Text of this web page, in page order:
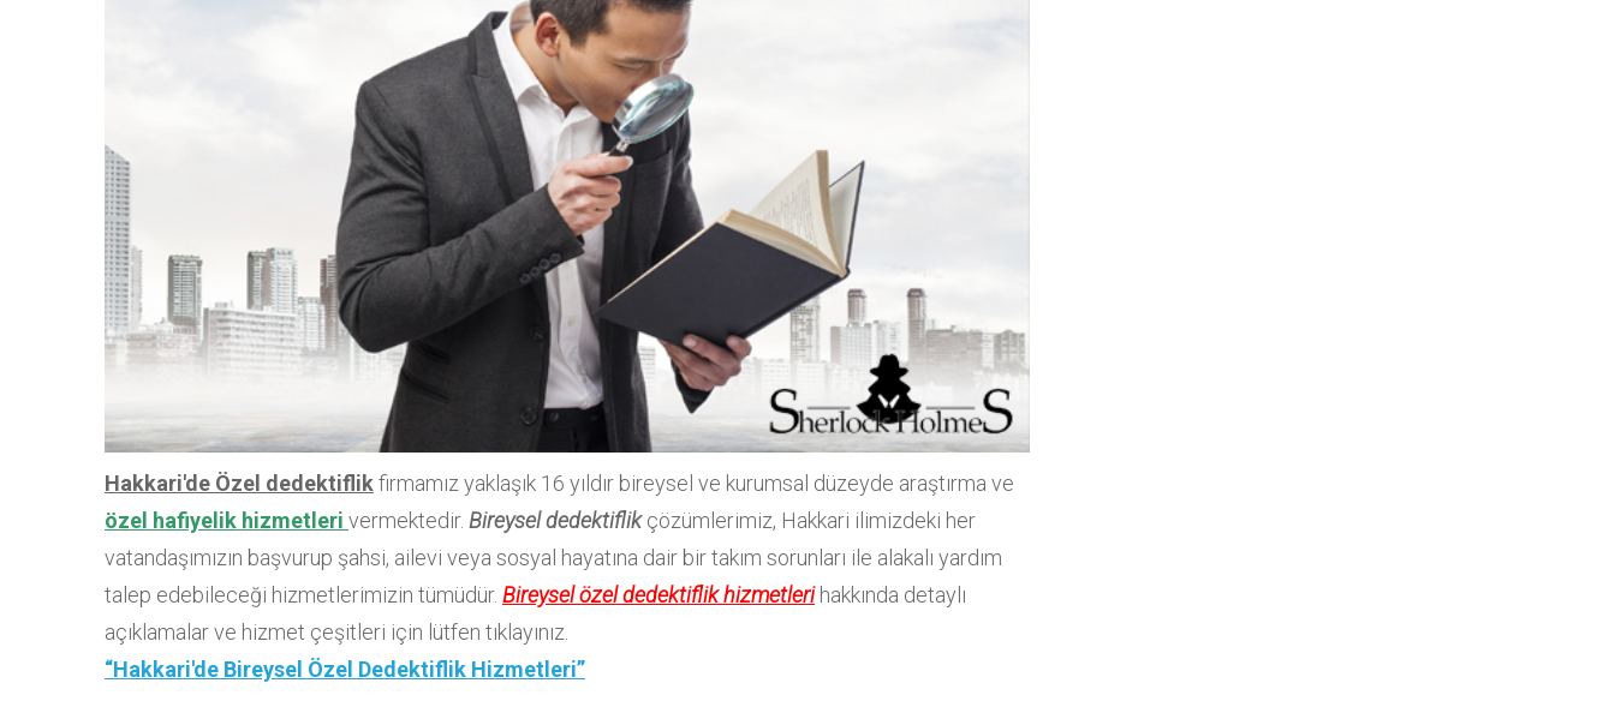
Hakkari'de Özel dedektiflikfirmamız yaklaşık 16 yıldır bireysel ve kurumsal düzeyde araştırma ve
özel hafiyelik hizmetleri vermektedir. Bireysel dedektiflikçözümlerimiz, Hakkari ilimizdeki her
vatandaşımızın başvurup şahsi, ailevi veya sosyal hayatına dair bir takım sorunları ile alakalı yardım
talep edebileceği hizmetlerimizin tümüdür. Bireysel özel dedektiflik hizmetlerihakkında detaylı
açıklamalar ve hizmet çeşitleri için lütfen tıklayınız.
“Hakkari'de Bireysel Özel Dedektiflik Hizmetleri”